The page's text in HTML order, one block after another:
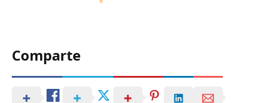
Comparte